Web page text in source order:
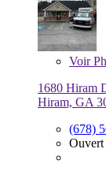
Voir
1680 Hiram
Hiram, GA
(678)
Ouvert